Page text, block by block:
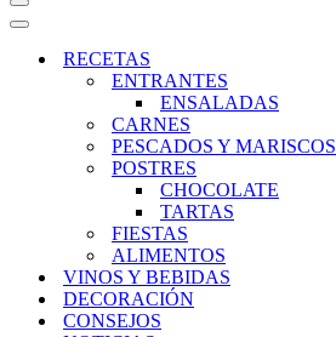
Menú
de
Menú
navegaciónRECETAS
ENTRANTES
ENSALADAS
CARNES
PESCADOS Y MARISCOS
POSTRES
CHOCOLATE
TARTAS
FIESTAS
ALIMENTOS
VINOS Y BEBIDAS
DECORACIÓN
CONSEJOS